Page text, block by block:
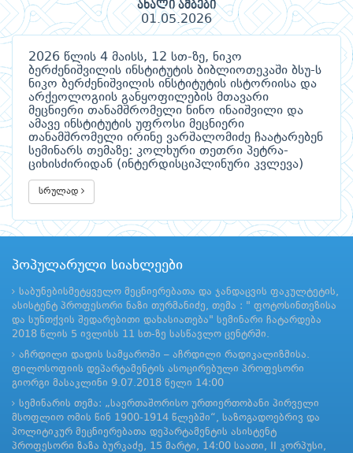
ახალი ამბები
01.05.2026
2026 წლის 4 მაისს, 12 სთ-ზე, ნიკო
ბერძენიშვილის ინსტიტუტის ბიბლიოთეკაში ბსუ-ს
ნიკო ბერძენიშვილის ინსტიტუტის ისტორიისა და
არქეოლოგიის განყოფილების მთავარი
მეცნიერი თანამშრომელი ნინო ინაიშვილი და
ამავე ინსტიტუტის უფროსი მეცნიერი
თანამშრომელი ირინე ვარშალომიძე ჩაატარებენ
სემინარს თემაზე: კოლხური თეთრი პეტრა-
ციხისძირიდან (ინტერდისციპლინური კვლევა)
სრულად
პოპულარული სიახლეები
საბუნებისმეტყველო მეცნიერებათა და ჯანდაცვის ფაკულტეტის,
ასისტენტ პროფესორი ნაზი თურმანიძე, თემა : " ფოტოსინთეზისა
და სუნთქვის შედარებითი დახასიათება" სემინარი ჩატარდება
2018 წლის 5 ივლისს 11 სთ-ზე სასწავლო ცენტრში.
აჩრდილი დადის სამყაროში – აჩრდილი რადიკალიზმისა.
ფილოსოფიის დეპარტამენტის ასოცირებული პროფესორი
გიორგი მასაკლინი 9.07.2018 წელი 14:00
სემინარის თემა: „საერთაშორისო ურთიერთობანი პირველი
მსოფლიო ომის წინ 1900-1914 წლებში“, საზოგადოებრივ და
პოლიტიკურ მეცნიერებათა დეპარტამენტის ასისტენტ
პროფესორი ზაზა ბურკაძე, 15 მარტი, 14:00 საათი, II კორპუსი,